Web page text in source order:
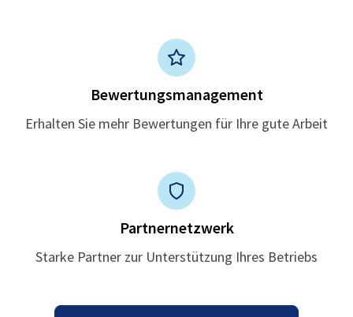
Bewertungsmanagement
Erhalten Sie mehr Bewertungen für Ihre gute Arbeit
Partnernetzwerk
Starke Partner zur Unterstützung Ihres Betriebs